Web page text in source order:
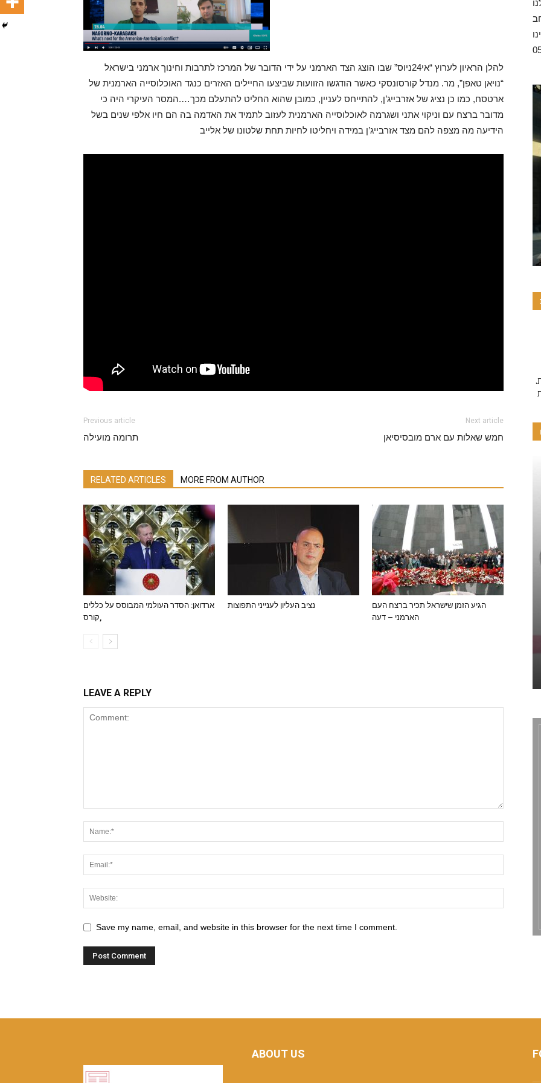
להלן הראיון לערוץ “אי24ניוס” שבו הוצג הצד הארמני על ידי הדובר של המרכז לתרבות וחינוך ארמני בישראל
“נויאן טאפן”, מר. מנדל קורסונסקי כאשר הודגשו הזוועות שביצעו החיילים האזרים כנגד האוכלוסייה הארמנית של
ארטסח, כמו כן נציג של אזרבייג’ן, להתייחס לעניין, כמובן שהוא החליט להתעלם מכך….המסר העיקרי היה כי
מדובר ברצח עם וניקוי אתני ושגרמה לאוכלוסייה הארמנית לעזוב לתמיד את האדמה בה הם חיו אלפי שנים בשל
הידיעה מה מצפה להם מצד אזרבייג’ן במידה ויחליטו לחיות תחת שלטונו של אלייב
Previous article
תרומה מועילה
Next article
חמש שאלות עם ארם מובסיסיאן
RELATED ARTICLES MORE FROM AUTHOR
ארדואן: הסדר העולמי המבוסס על כללים
,קורס
נציב העליון לענייני התפוצות
הגיע הזמן שישראל תכיר ברצח העם
הארמני – דעה
LEAVE A REPLY
Save my name, email, and website in this browser for the next time I comment.
.פרויקט זה מיושם על ידי תרומות והתנדבות, אם אהבתם את
ABOUT US